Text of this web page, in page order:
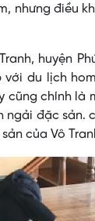
nhưng điều
huyện
du lịch
chính là
ngải đặc
của Vô